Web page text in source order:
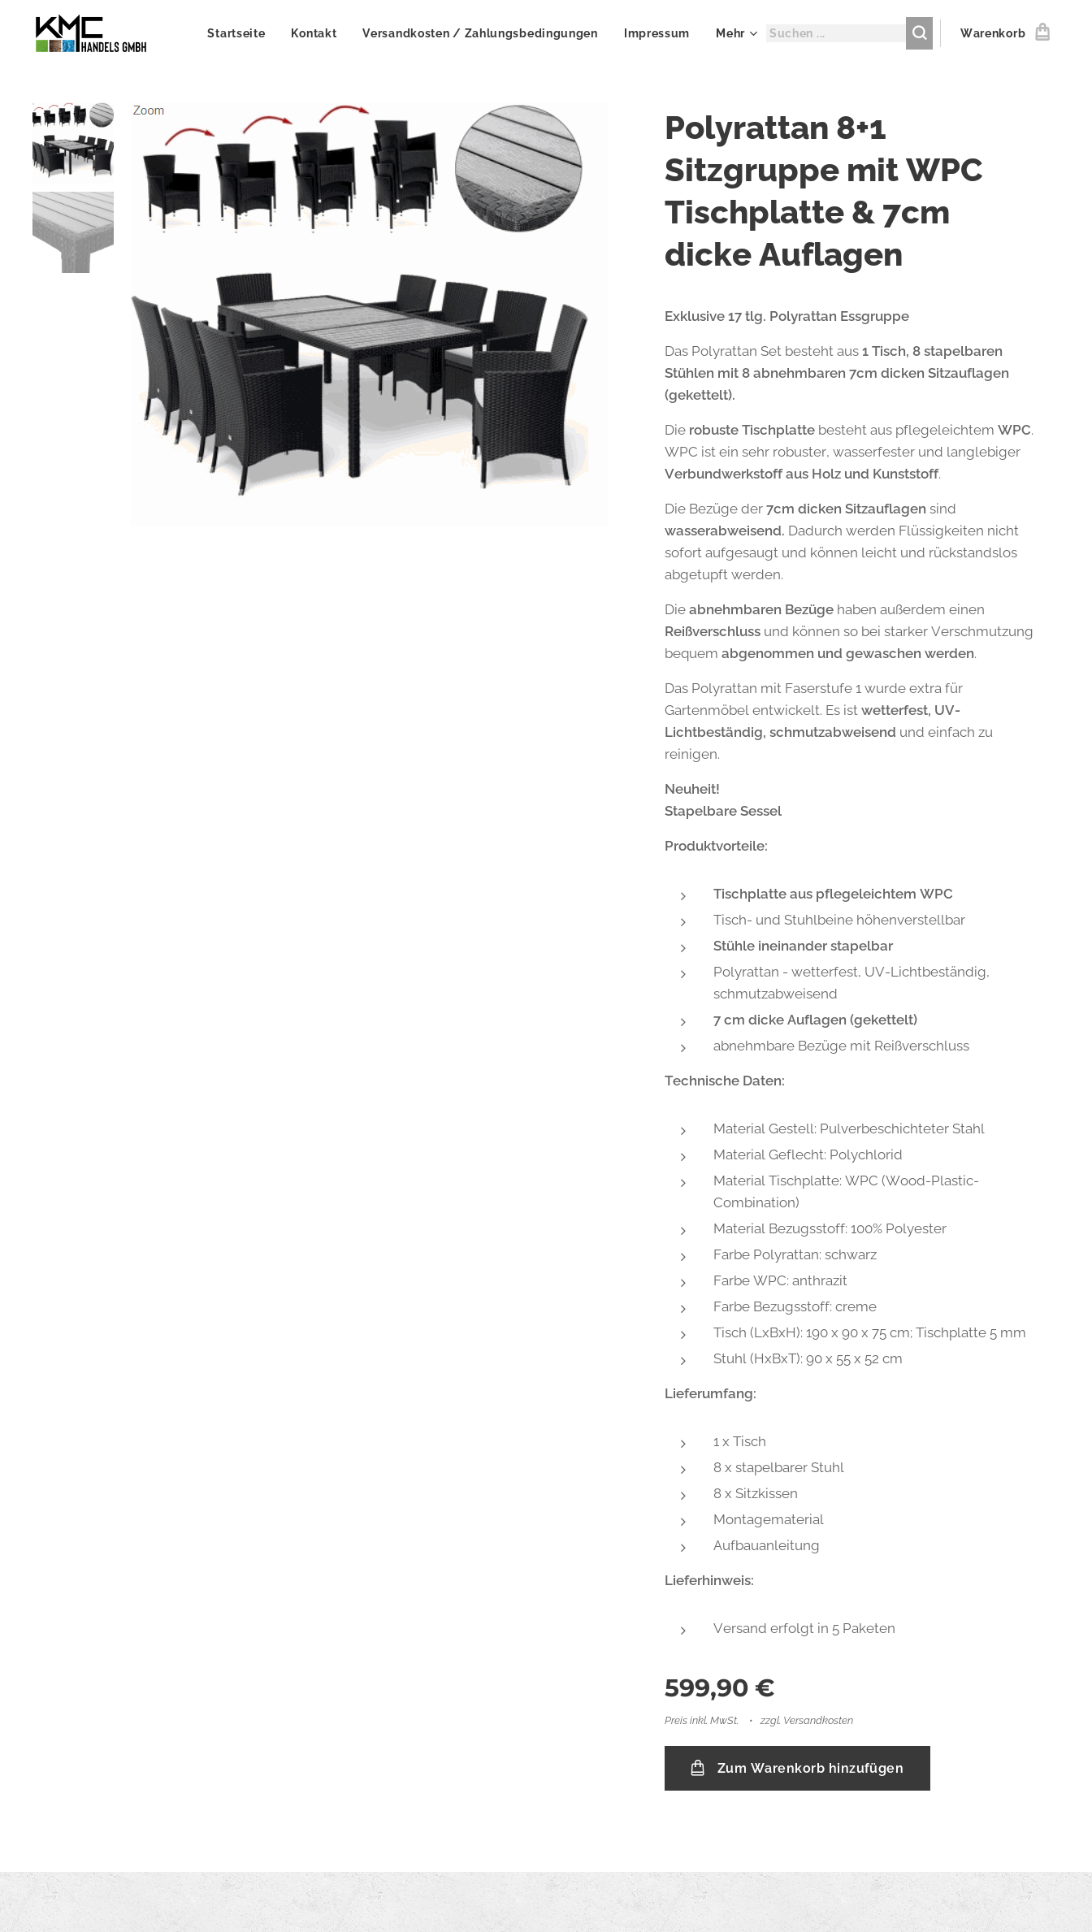
Startseite Kontakt Versandkosten / Zahlungsbedingungen Impressum Mehr Warenkorb
Polyrattan 8+1
Sitzgruppe mit WPC
Tischplatte & 7cm
dicke Auflagen
Exklusive 17 tlg. Polyrattan Essgruppe
Das Polyrattan Set besteht aus1 Tisch, 8 stapelbaren
Stühlen mit 8 abnehmbaren 7cm dicken Sitzauflagen
(gekettelt).
Die robuste Tischplatte besteht aus pflegeleichtemWPC.
WPC ist ein sehr robuster, wasserfester und langlebiger
Verbundwerkstoff aus Holz und Kunststoff.
Die Bezüge der7cm dicken Sitzauflagen sind
wasserabweisend. Dadurch werden Flüssigkeiten nicht
sofort aufgesaugt und können leicht und rückstandslos
abgetupft werden.
Dieabnehmbaren Bezüge haben außerdem einen
Reißverschluss und können so bei starker Verschmutzung
bequemabgenommen und gewaschen werden.
Das Polyrattan mit Faserstufe 1 wurde extra für
Gartenmöbel entwickelt. Es istwetterfest, UV-
Lichtbeständig, schmutzabweisend und einfach zu
reinigen.
Neuheit!
Stapelbare Sessel
Produktvorteile:
Tischplatte aus pflegeleichtem WPC
Tisch- und Stuhlbeine höhenverstellbar
Stühle ineinander stapelbar
Polyrattan - wetterfest, UV-Lichtbeständig,
schmutzabweisend
7 cm dicke Auflagen (gekettelt)
abnehmbare Bezüge mit Reißverschluss
Technische Daten:
Material Gestell: Pulverbeschichteter Stahl
Material Geflecht: Polychlorid
Material Tischplatte: WPC (Wood-Plastic-
Combination)
Material Bezugsstoff: 100% Polyester
Farbe Polyrattan: schwarz
Farbe WPC: anthrazit
Farbe Bezugsstoff: creme
Tisch (LxBxH): 190 x 90 x 75 cm; Tischplatte 5 mm
Stuhl (HxBxT): 90 x 55 x 52 cm
Lieferumfang:
1 x Tisch
8 x stapelbarer Stuhl
8 x Sitzkissen
Montagematerial
Aufbauanleitung
Lieferhinweis:
Versand erfolgt in 5 Paketen
599,90 €
Preis inkl. MwSt. zzgl. Versandkosten
Zum Warenkorb hinzufügen